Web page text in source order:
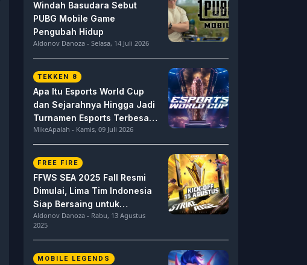
Windah Basudara Sebut
PUBG Mobile Game
Pengubah Hidup
Aldonov Danoza - Selasa, 14 Juli 2026
TEKKEN 8
Apa Itu Esports World Cup
dan Sejarahnya Hingga Jadi
Turnamen Esports Terbesar
di Dunia
MikeApalah - Kamis, 09 Juli 2026
FREE FIRE
FFWS SEA 2025 Fall Resmi
Dimulai, Lima Tim Indonesia
Siap Bersaing untuk
Dominasi
Aldonov Danoza - Rabu, 13 Agustus
2025
MOBILE LEGENDS